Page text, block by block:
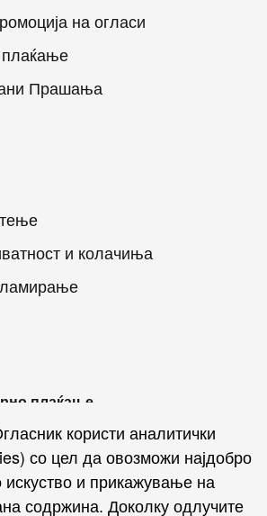
на огласи
Прашања
и колачиња
плаќање
Огласник на социјалните мрежи
користи аналитички
со цел да овозможи најдобро
искуство и прикажување на
содржина. Доколку одлучите